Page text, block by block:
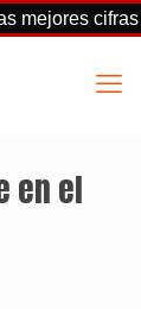
cifras
en el